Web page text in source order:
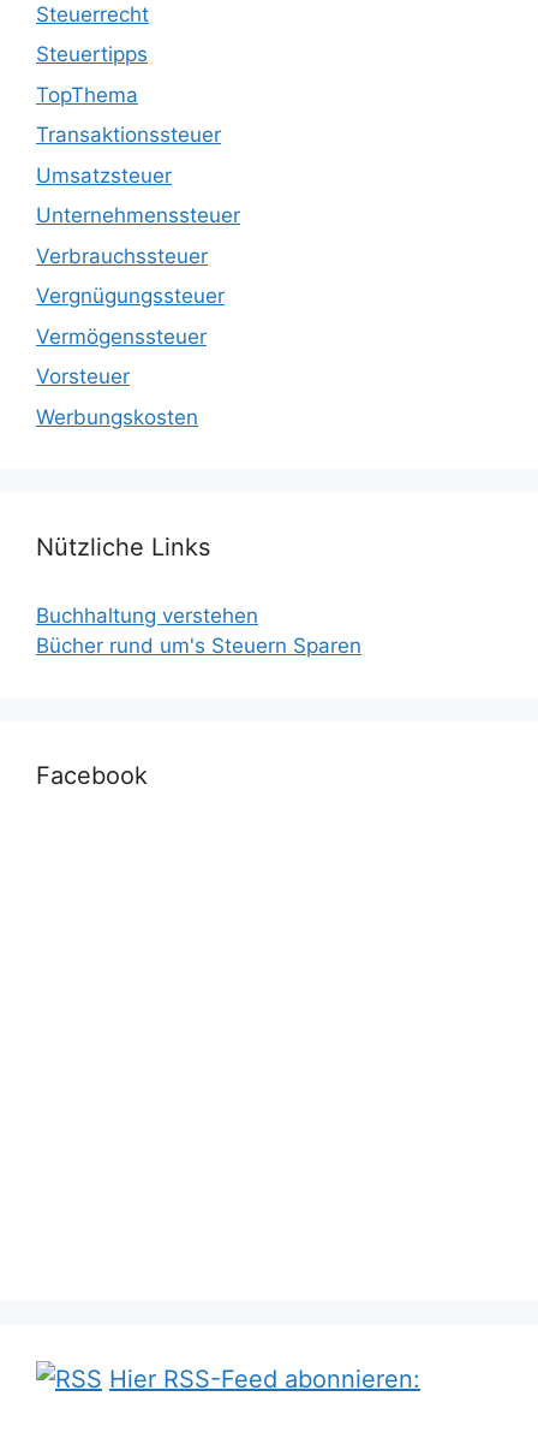
Steuerrecht
Steuertipps
TopThema
Transaktionssteuer
Umsatzsteuer
Unternehmenssteuer
Verbrauchssteuer
Vergnügungssteuer
Vermögenssteuer
Vorsteuer
Werbungskosten
Nützliche Links
Buchhaltung verstehen
Bücher rund um's Steuern Sparen
Facebook
Hier RSS-Feed abonnieren: